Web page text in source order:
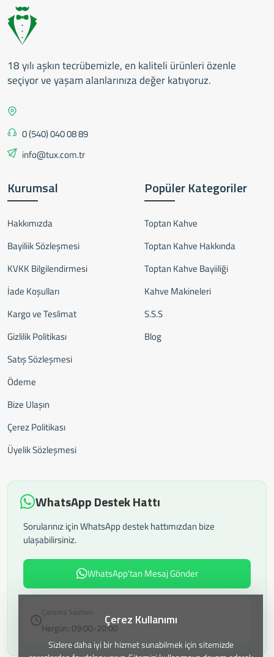
18 yılı aşkın tecrübemizle, en kaliteli ürünleri özenle
seçiyor ve yaşam alanlarınıza değer katıyoruz.
0 (540) 040 08 89
info@tux.com.tr
Kurumsal
Hakkımızda
Bayiliik Sözleşmesi
KVKK Bilgilendirmesi
İade Koşulları
Kargo ve Teslimat
Gizlilik Politikası
Satış Sözleşmesi
Ödeme
Bize Ulaşın
Çerez Politikası
Üyelik Sözleşmesi
Popüler Kategoriler
Toptan Kahve
Toptan Kahve Hakkında
Toptan Kahve Bayiiliği
Kahve Makineleri
S.S.S
Blog
WhatsApp Destek Hattı
Sorularınız için WhatsApp destek hattımızdan bize
ulaşabilirsiniz.
WhatsApp'tan Mesaj Gönder
Çalışma Saatleri:
Hergün: 09:00-20:00
Çerez Kullanımı
Sizlere daha iyi bir hizmet sunabilmek için sitemizde